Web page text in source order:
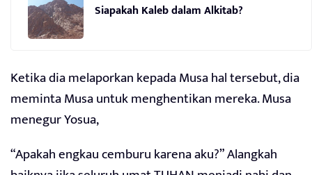
Siapakah Kaleb dalam Alkitab?
Ketika dia melaporkan kepada Musa hal tersebut, dia
meminta Musa untuk menghentikan mereka. Musa
menegur Yosua,
“Apakah engkau cemburu karena aku?” Alangkah